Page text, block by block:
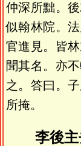
仲深所黜。
似翰林院。
官進見。皆
聞其名。亦
之。答曰。
所掩。
李後